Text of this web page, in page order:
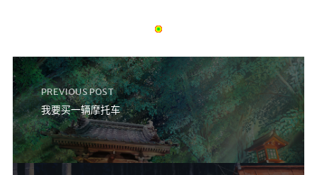
PREVIOUS POST
我要买一辆摩托车
留言板
开源服
务
NSF音乐